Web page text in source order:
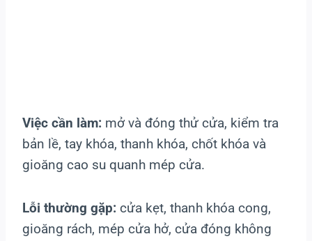
Việc cần làm: mở và đóng thử cửa, kiểm tra
bản lề, tay khóa, thanh khóa, chốt khóa và
gioăng cao su quanh mép cửa.
Lỗi thường gặp: cửa kẹt, thanh khóa cong,
gioăng rách, mép cửa hở, cửa đóng không